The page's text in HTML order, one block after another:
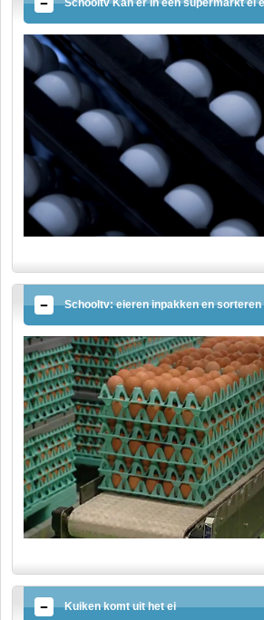
Schooltv Kan er in een supermarkt ei
Schooltv: eieren inpakken en sorteren
Kuiken komt uit het ei